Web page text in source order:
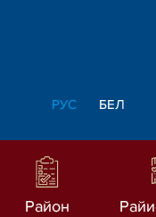
РУС БЕЛ
Район